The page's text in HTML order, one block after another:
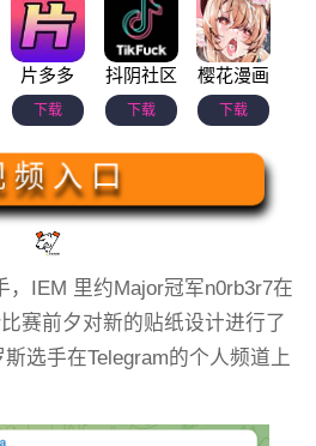
片多多
下载
抖阴社区
下载
樱花漫画
下载
频 入 口
，IEM 里约Major冠军n0rb3r7在
赛前夕对新的贴纸设计进行了
选手在Telegram的个人频道上